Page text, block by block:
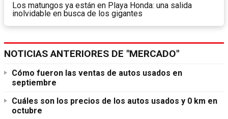
Los matungos ya están en Playa Honda: una salida
inolvidable en busca de los gigantes
NOTICIAS ANTERIORES DE "MERCADO"
Cómo fueron las ventas de autos usados en
septiembre
Cuáles son los precios de los autos usados y 0 km en
octubre